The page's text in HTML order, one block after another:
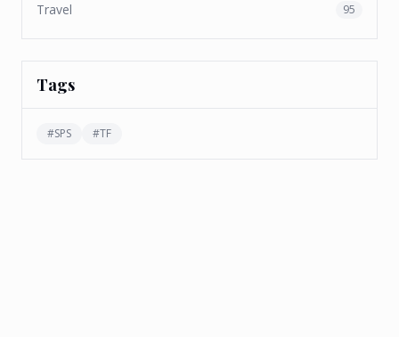
Travel 95
Tags
#SPS #TF